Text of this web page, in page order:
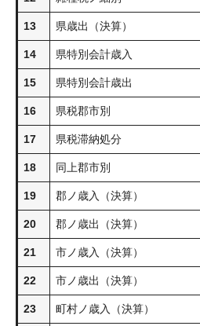
13 県歳出（決算）
14 県特別会計歳入
15 県特別会計歳出
16 県税郡市別
17 県税滞納処分
18 同上郡市別
19 郡ノ歳入（決算）
20 郡ノ歳出（決算）
21 市ノ歳入（決算）
22 市ノ歳出（決算）
23 町村ノ歳入（決算）